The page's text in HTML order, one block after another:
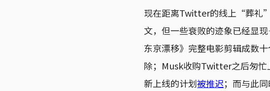
现在距离Twitter的线上“葬礼
文，但一些衰败的迹象已经显
东京漂移》完整电影剪辑成数
除；Musk收购Twitter之后匆忙
新上线的计划被推迟；而与此同